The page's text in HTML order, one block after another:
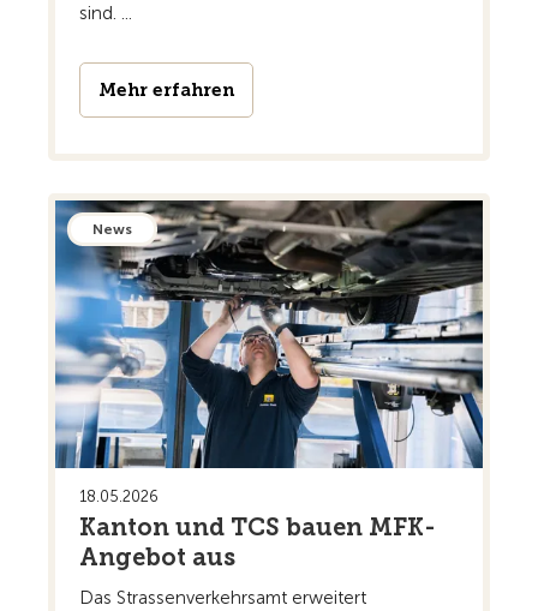
sind. ...
Mehr erfahren
News
18.05.2026
Kanton und TCS bauen MFK-
Angebot aus
Das Strassenverkehrsamt erweitert